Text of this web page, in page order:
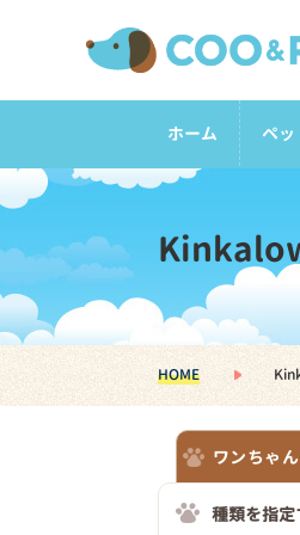
ホーム ペッ
HOME
ワンちゃん
種類を指定